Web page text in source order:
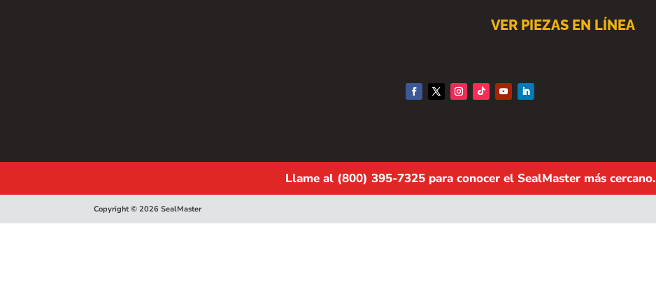
VER PIEZAS EN LÍNEA
Llame al (800) 395-7325 para conocer el SealMaster más cercano.
Copyright © 2026 SealMaster